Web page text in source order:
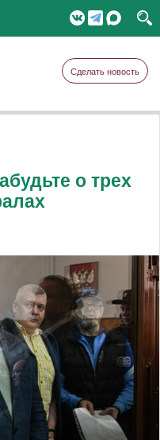
Сделать новость
о трех